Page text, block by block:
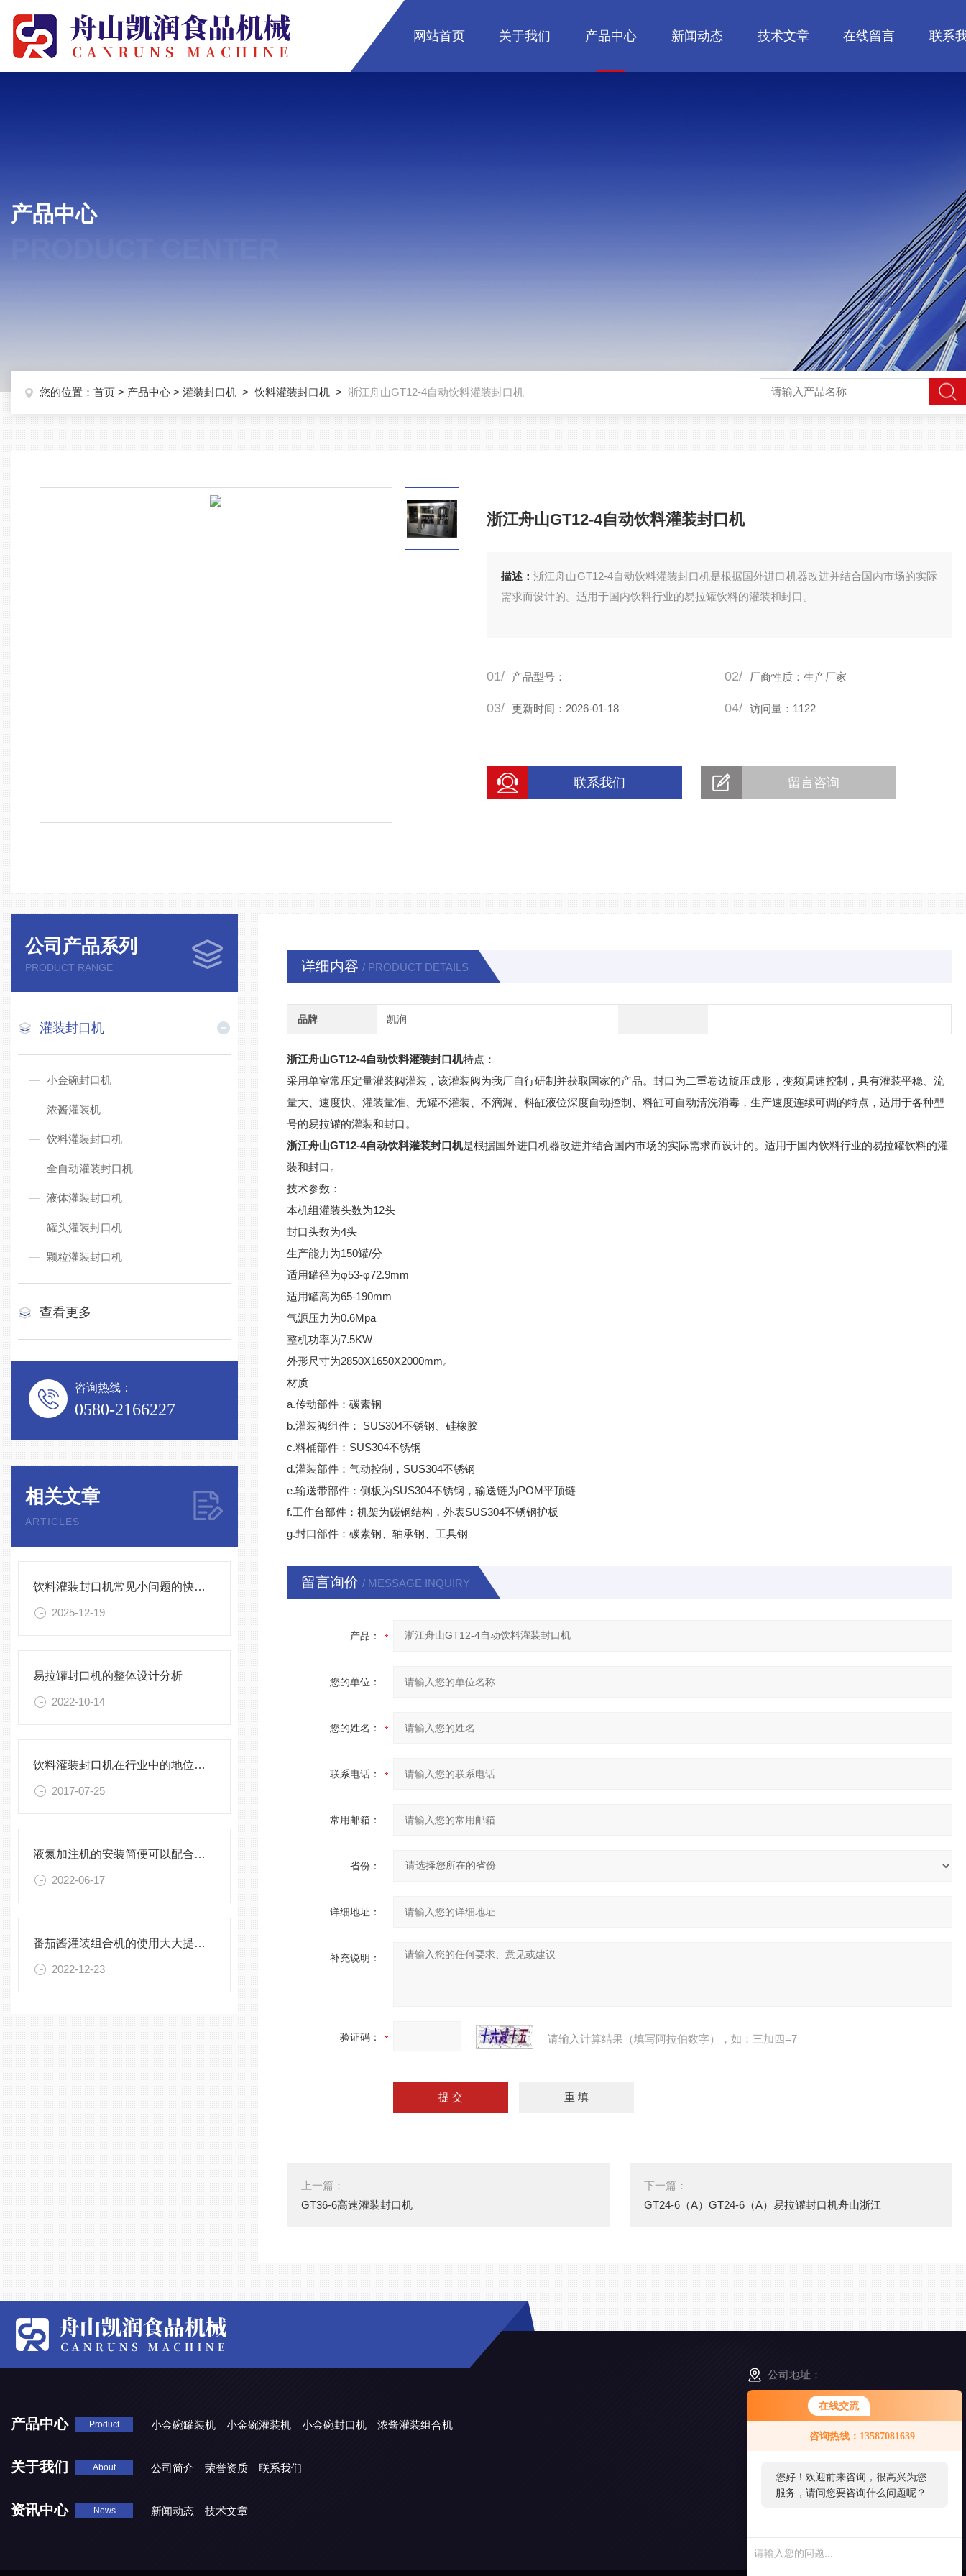
在线交流
咨询热线：13587081639
您好！欢迎前来咨询，很高兴为您
服务，请问您要咨询什么问题呢？
网站首页 关于我们 产品中心 新闻动态 技术文章 在线留言 联系
产品中心
您的位置： 首页 > 产品中心 > 灌装封口机 > 饮料灌装封口机 > 浙江舟山GT12-4自动饮料灌装封口机
浙江舟山GT12-4自动饮料灌装封口机
描述：浙江舟山GT12-4自动饮料灌装封口机是根据国外进口机器改进并结合国内市场的实际
需求而设计的。适用于国内饮料行业的易拉罐饮料的灌装和封口。
01/ 产品型号： 02/ 厂商性质：生产厂家
03/ 更新时间：2026-01-18 04/ 访问量：1122
联系我们 留言咨询
公司产品系列
PRODUCT RANGE
灌装封口机
小金碗封口机
浓酱灌装机
饮料灌装封口机
全自动灌装封口机
液体灌装封口机
罐头灌装封口机
颗粒灌装封口机
查看更多
咨询热线：
0580-2166227
相关文章
ARTICLES
饮料灌装封口机常见小问题的快速诊断与解决方法指南
2025-12-19
易拉罐封口机的整体设计分析
2022-10-14
饮料灌装封口机在行业中的地位大大的提高
2017-07-25
液氮加注机的安装简便可以配合任何生产线
2022-06-17
番茄酱灌装组合机的使用大大提高了生产效率
2022-12-23
详细内容 / PRODUCT DETAILS
品牌 凯润
浙江舟山GT12-4自动饮料灌装封口机特点：
采用单室常压定量灌装阀灌装，该灌装阀为我厂自行研制并获取国家的产品。封口为二重卷边旋压成形，变频调速控制，具有灌装平稳、流
量大、速度快、灌装量准、无罐不灌装、不滴漏、料缸液位深度自动控制、料缸可自动清洗消毒，生产速度连续可调的特点，适用于各种型
号的易拉罐的灌装和封口。
浙江舟山GT12-4自动饮料灌装封口机是根据国外进口机器改进并结合国内市场的实际需求而设计的。适用于国内饮料行业的易拉罐饮料的灌
装和封口。
技术参数：
本机组灌装头数为12头
封口头数为4头
生产能力为150罐/分
适用罐径为φ53-φ72.9mm
适用罐高为65-190mm
气源压力为0.6Mpa
整机功率为7.5KW
外形尺寸为2850X1650X2000mm。
材质
a.传动部件：碳素钢
b.灌装阀组件： SUS304不锈钢、硅橡胶
c.料桶部件：SUS304不锈钢
d.灌装部件：气动控制，SUS304不锈钢
e.输送带部件：侧板为SUS304不锈钢，输送链为POM平顶链
f.工作台部件：机架为碳钢结构，外表SUS304不锈钢护板
g.封口部件：碳素钢、轴承钢、工具钢
留言询价 / MESSAGE INQUIRY
产品：
您的单位：
您的姓名：
联系电话：
常用邮箱：
省份：
详细地址：
补充说明：
验证码： 请输入计算结果（填写阿拉伯数字），如：三加四=7
上一篇：
GT36-6高速灌装封口机
下一篇：
GT24-6（A）GT24-6（A）易拉罐封口机舟山浙江
产品中心 Product 小金碗罐装机 小金碗灌装机 小金碗封口机 浓酱灌装组合机
关于我们 About 公司简介 荣誉资质 联系我们
资讯中心 News 新闻动态 技术文章
公司地址：
浙江省舟山市普陀区展茅街道晓晖路3号
添
加